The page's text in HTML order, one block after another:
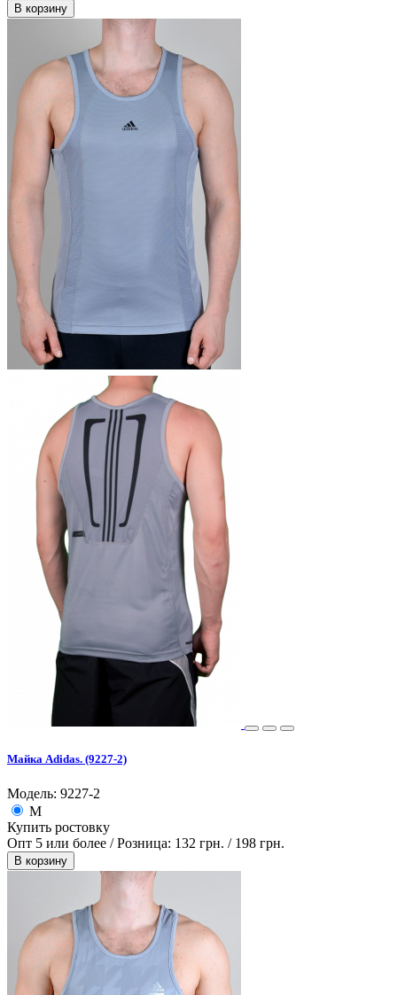
В корзину
Майка Adidas. (9227-2)
Модель: 9227-2
M
Купить ростовку
Опт 5 или более / Розница: 132 грн. / 198 грн.
В корзину